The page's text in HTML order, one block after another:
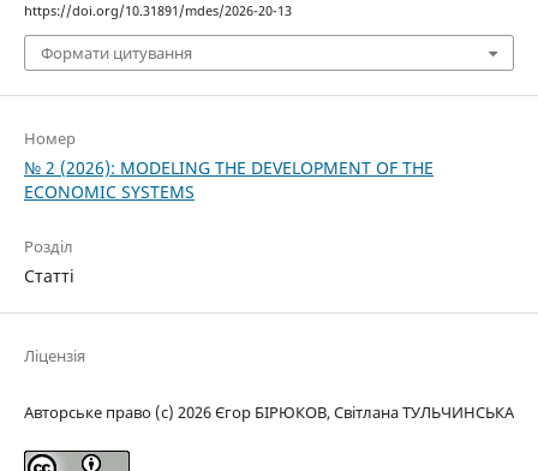
https://doi.org/10.31891/mdes/2026-20-13
Формати цитування
Номер
№ 2 (2026): MODELING THE DEVELOPMENT OF THE
ECONOMIC SYSTEMS
Розділ
Статті
Ліцензія
Авторське право (c) 2026 Єгор БІРЮКОВ, Світлана ТУЛЬЧИНСЬКА